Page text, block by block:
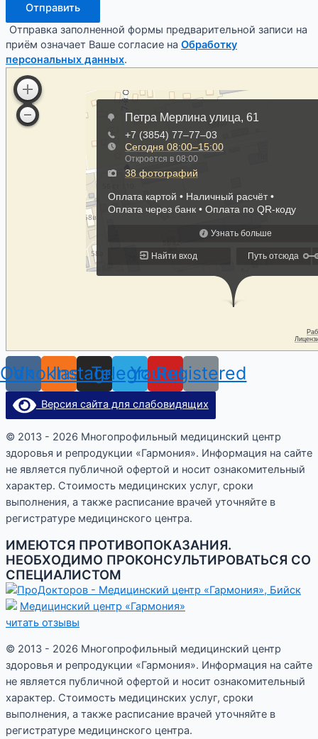
Отправить
Отправка заполненной формы предварительной записи на
приём означает Ваше согласие на Обработку
персональных данных.
Vk
Odnoklassniki
Instagram
Telegram
Youtube
Registered
Версия сайта для слабовидящих
© 2013 - 2026 Многопрофильный медицинский центр
здоровья и репродукции «Гармония». Информация на сайте
не является публичной офертой и носит ознакомительный
характер. Стоимость медицинских услуг, сроки
выполнения, а также расписание врачей уточняйте в
регистратуре медицинского центра.
ИМЕЮТСЯ ПРОТИВОПОКАЗАНИЯ.
НЕОБХОДИМО ПРОКОНСУЛЬТИРОВАТЬСЯ СО
СПЕЦИАЛИСТОМ
Медицинский центр «Гармония»
читать отзывы
© 2013 - 2026 Многопрофильный медицинский центр
здоровья и репродукции «Гармония». Информация на сайте
не является публичной офертой и носит ознакомительный
характер. Стоимость медицинских услуг, сроки
выполнения, а также расписание врачей уточняйте в
регистратуре медицинского центра.